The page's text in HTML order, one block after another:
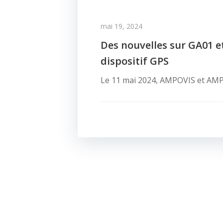
mai 19, 2024
Des nouvelles sur GA01
dispositif GPS
Le 11 mai 2024, AMPOVIS et